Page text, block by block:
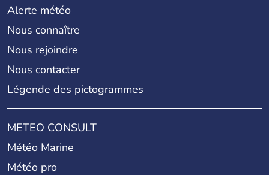
Alerte météo
Nous connaître
Nous rejoindre
Nous contacter
Légende des pictogrammes
METEO CONSULT
Météo Marine
Météo pro